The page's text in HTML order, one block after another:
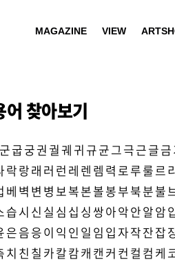
MAGAZINE VIEW
찾아보기
군굽궁권 궐궤 귀 규균그극근글금
락랑래 러 런 레 렌 렘 력 로루룰르
베 벽 변 병 보복본볼봉부북분불
습시 신 실 심 십 싱 쌍아악안알암
은음응이 익 인 일 임 입자작잔잡
치 친 칠 카칼캄캐 캔 커 컨 컬 컴 케